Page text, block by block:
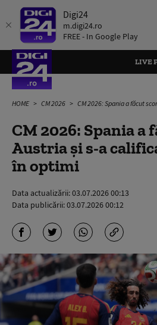
Digi24
m.digi24.ro
FREE - In Google Play
LIVE
HOME CM 2026 CM 2026: Spania a făcut scor cu
CM 2026: Spania a
Austria şi s-a
în optimi
Data actualizării:03.07.2026 00:13
Data publicării:03.07.2026 00:12